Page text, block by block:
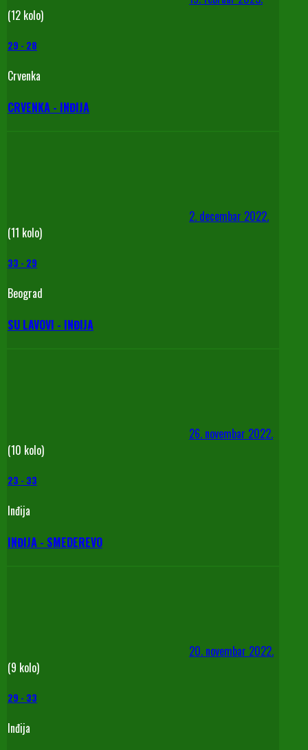
(12 kolo)
29 - 28
Crvenka
CRVENKA - INĐIJA
2. decembar 2022.
(11 kolo)
33 - 29
Beograd
SU LAVOVI - INĐIJA
26. novembar 2022.
(10 kolo)
23 - 33
Inđija
INĐIJA - SMEDEREVO
20. novembar 2022.
(9 kolo)
29 - 33
Inđija